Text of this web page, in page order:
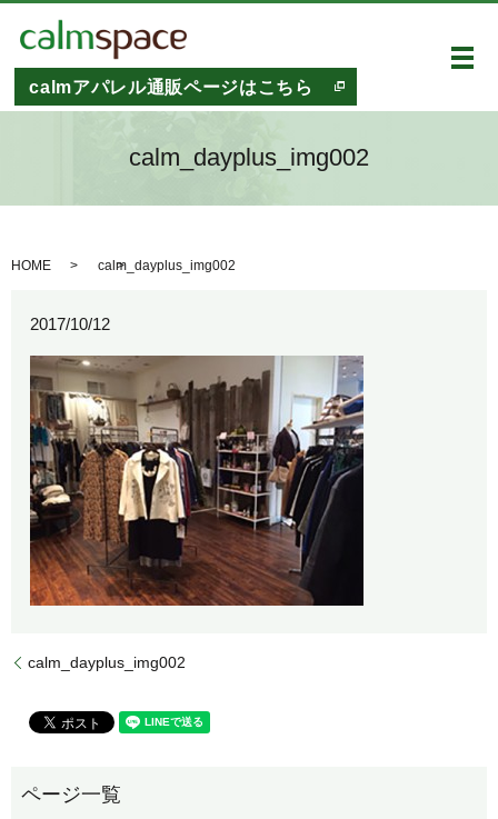
calmアパレル通販ページはこちら
メ
calm_dayplus_img002
HOME calm_dayplus_img002
2017/10/12
calm_dayplus_img002